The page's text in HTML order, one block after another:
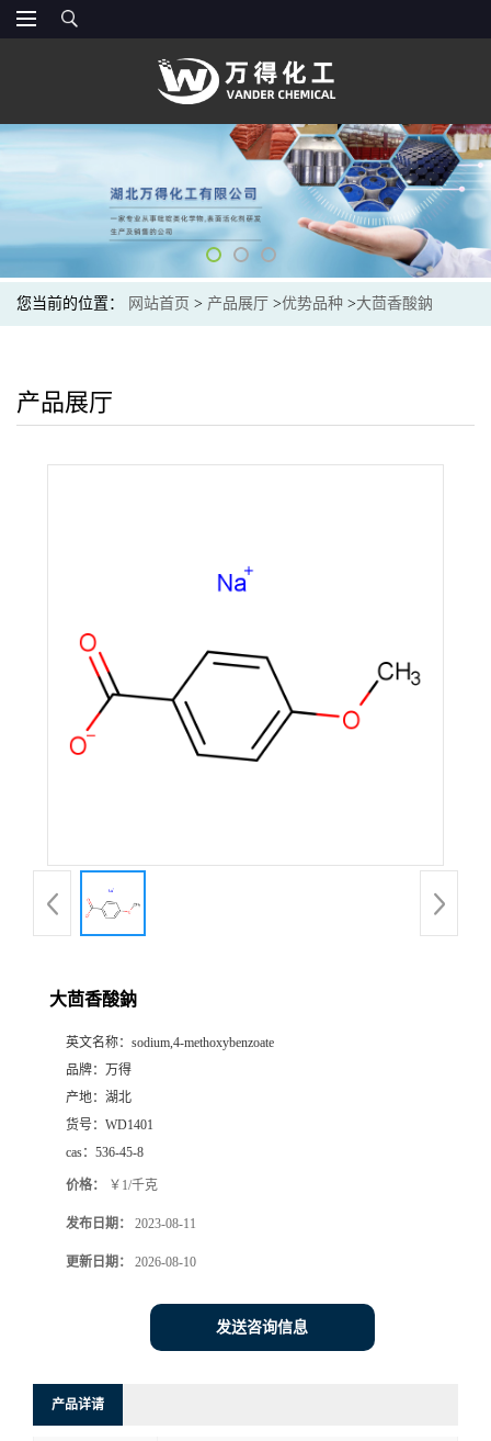
您当前的位置： 网站首页 > 产品展厅 >优势品种 >大茴香酸鈉
产品展厅
大茴香酸鈉
英文名称： sodium,4-methoxybenzoate
品牌： 万得
产地： 湖北
货号： WD1401
cas： 536-45-8
价格： ￥1/千克
发布日期： 2023-08-11
更新日期： 2026-08-10
发送咨询信息
产品详请